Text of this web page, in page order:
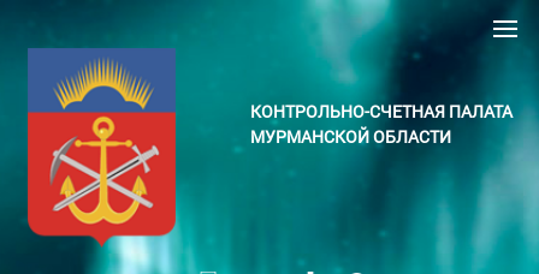
КОНТРОЛЬНО-СЧЕТНАЯ ПАЛАТА
МУРМАНСКОЙ ОБЛАСТИ